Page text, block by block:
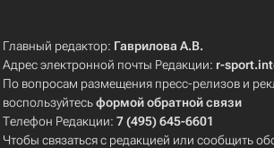
Главный редактор: Гаврилова А.В.
Адрес электронной почты Редакции: r-
По вопросам размещения пресс-релизов и
воспользуйтесьформой обратной связи
Телефон Редакции:7 (495) 645-6601
Чтобы связаться с редакцией или сообщить